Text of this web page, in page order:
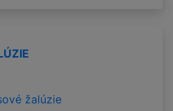
žalúzie